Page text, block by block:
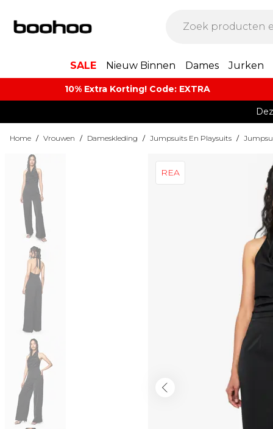
SALE Nieuw Binnen Dames Jurken
10% Extra Korting! Code: EXTRA​
Home / Vrouwen / Dameskleding / Jumpsuits En Playsuits /
REA